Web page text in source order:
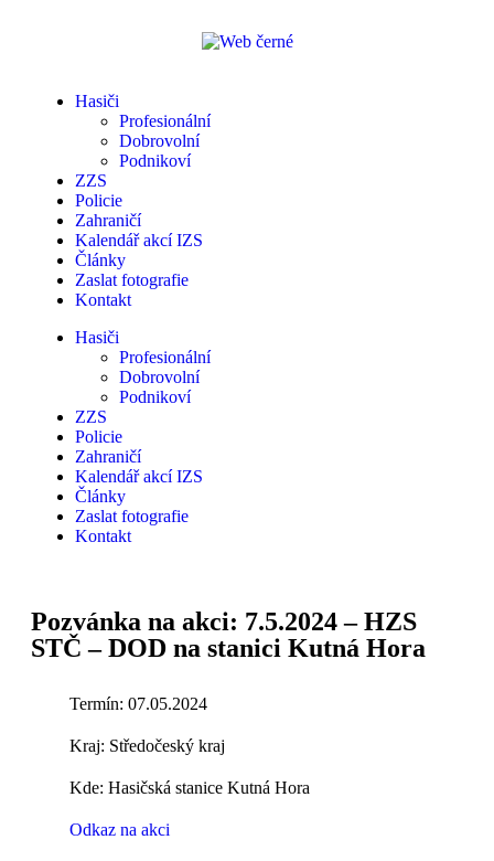
Hasiči
Profesionální
Dobrovolní
Podnikoví
ZZS
Policie
Zahraničí
Kalendář akcí IZS
Články
Zaslat fotografie
Kontakt
Hasiči
Profesionální
Dobrovolní
Podnikoví
ZZS
Policie
Zahraničí
Kalendář akcí IZS
Články
Zaslat fotografie
Kontakt
Pozvánka na akci: 7.5.2024 – HZS
STČ – DOD na stanici Kutná Hora
Termín: 07.05.2024
Kraj: Středočeský kraj
Kde: Hasičská stanice Kutná Hora
Odkaz na akci